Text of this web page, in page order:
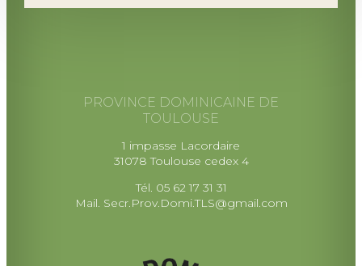
PROVINCE DOMINICAINE DE
TOULOUSE
1 impasse Lacordaire
31078 Toulouse cedex 4
Tél. 05 62 17 31 31
Mail. Secr.Prov.Domi.TLS@gmail.com